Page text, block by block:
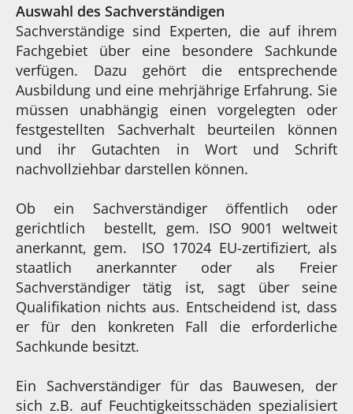
Auswahl des Sachverständigen
Sachverständige sind Experten, die auf ihrem
Fachgebiet über eine besondere Sachkunde
verfügen. Dazu gehört die entsprechende
Ausbildung und eine mehrjährige Erfahrung. Sie
müssen unabhängig einen vorgelegten oder
festgestellten Sachverhalt beurteilen können
und ihr Gutachten in Wort und Schrift
nachvollziehbar darstellen können.
Ob ein Sachverständiger öffentlich oder
gerichtlich bestellt, gem. ISO 9001 weltweit
anerkannt, gem. ISO 17024 EU-zertifiziert, als
staatlich anerkannter oder als Freier
Sachverständiger tätig ist, sagt über seine
Qualifikation nichts aus. Entscheidend ist, dass
er für den konkreten Fall die erforderliche
Sachkunde besitzt.
Ein Sachverständiger für das Bauwesen, der
sich z.B. auf Feuchtigkeitsschäden spezialisiert